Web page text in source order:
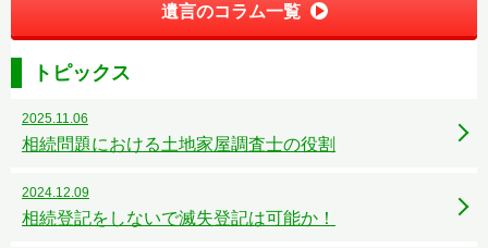
遺言のコラム一覧
トピックス
2025.11.06
相続問題における土地家屋調査士の役割
2024.12.09
相続登記をしないで滅失登記は可能か！